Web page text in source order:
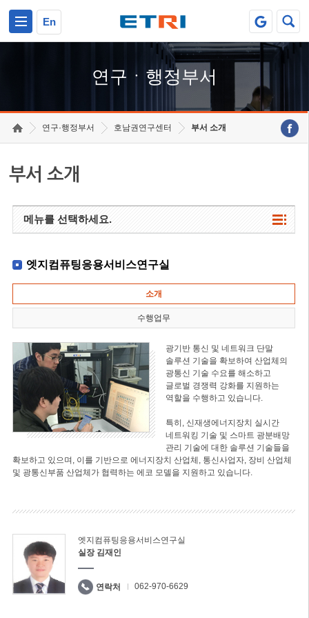
En
연구ㆍ행정부서
연구·행정부서 호남권연구센터 부서 소개
부서 소개
메뉴를 선택하세요.
엣지컴퓨팅응용서비스연구실
소개
수행업무
광기반 통신 및 네트워크 단말
솔루션 기술을 확보하여 산업체의
광통신 기술 수요를 해소하고
글로벌 경쟁력 강화를 지원하는
역할을 수행하고 있습니다.
특히, 신재생에너지장치 실시간
네트워킹 기술 및 스마트 광분배망
관리 기술에 대한 솔루션 기술들을
확보하고 있으며, 이를 기반으로 에너지장치 산업체, 통신사업자, 장비 산업체
및 광통신부품 산업체가 협력하는 에코 모델을 지원하고 있습니다.
엣지컴퓨팅응용서비스연구실
실장 김재인
연락처 062-970-6629